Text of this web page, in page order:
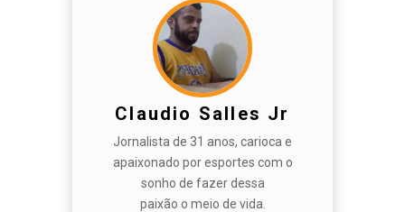
Claudio Salles Jr
Jornalista de 31 anos, carioca e
apaixonado por esportes com o
sonho de fazer dessa
paixão o meio de vida.